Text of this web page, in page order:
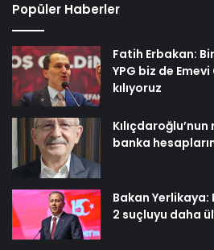
Popüler Haberler
Fatih Erbakan:
YPG biz de
kılıyoruz
banka
Bakan Yerlikaya:
2 suçluyu daha